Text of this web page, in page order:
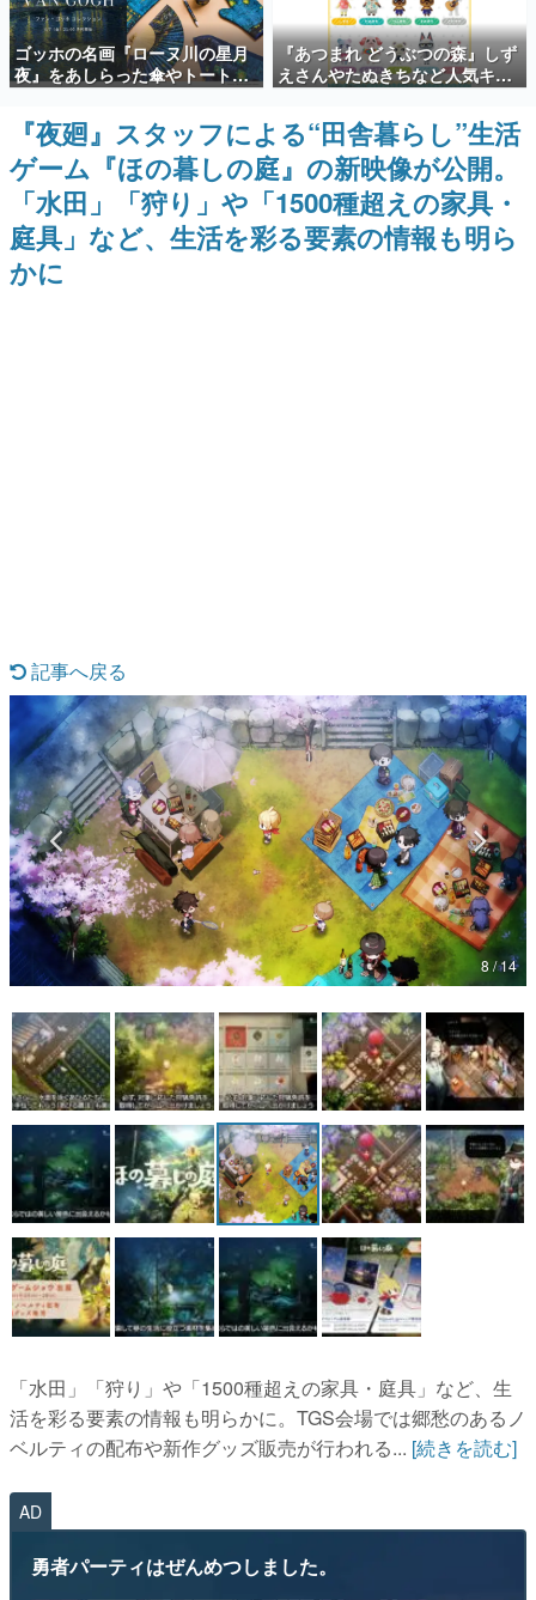
新世代に訊く
これからのデジタルゲーム市場を担う若きクリエイター達
の姿を追い、彼らのルーツと情熱を探っていきます。
ゲーム世代の作家たち
ゲームに多大な影響を受けた作家さんに取材し、ゲームが
日本のコンテンツ産業やカルチャーに与えた影響を探る企
画です。
日本モバイルゲーム産業史
日本のモバイルゲーム史における主要なトピック・タイト
特集記事
マンガ
女性向け
アプリレビュー
その他
電ファミニコゲーマーとは？
運営：株式会社マレ
ゴッホの名画『ローヌ川の星月
夜』をあしらった傘やトートバ
ッグなどが登場。8月7日21時よ
り2日間限定で予約販売
『あつまれ どうぶつの森』しず
えさんやたぬきちなど人気キャ
ラクターのフロッキードールが9
月に発売開始。「とたけけ」や
「ちゃちゃまる」も
『夜廻』スタッフによる“田舎暮らし”生活
ゲーム『ほの暮しの庭』の新映像が公開。
「水田」「狩り」や「1500種超えの家具・
庭具」など、生活を彩る要素の情報も明ら
かに
記事へ戻る
8 / 14
「水田」「狩り」や「1500種超えの家具・庭具」など、生
活を彩る要素の情報も明らかに。TGS会場では郷愁のあるノ
ベルティの配布や新作グッズ販売が行われる... [続きを読む]
AD
勇者パーティはぜんめつしました。